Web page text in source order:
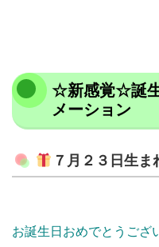
☆新感覚☆誕生
メーション
７月２３日生
お誕生日おめでとうござ